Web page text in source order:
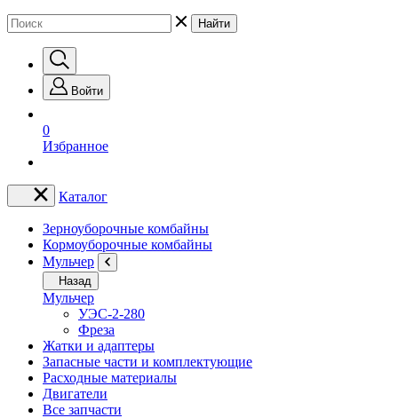
Найти
Войти
0
Избранное
Каталог
Зерноуборочные комбайны
Кормоуборочные комбайны
Мульчер
Назад
Мульчер
УЭС-2-280
Фреза
Жатки и адаптеры
Запасные части и комплектующие
Расходные материалы
Двигатели
Все запчасти